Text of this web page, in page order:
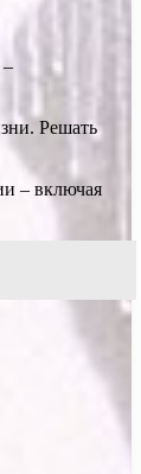
–
Решать
– включая